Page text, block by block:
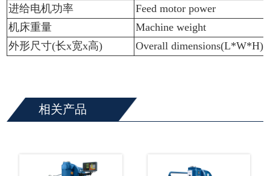
进给电机功率
Feed motor power
机床重量
Machine weight
外形尺寸(长x宽x高)
Overall dimensions(L*W*H)
相关产品